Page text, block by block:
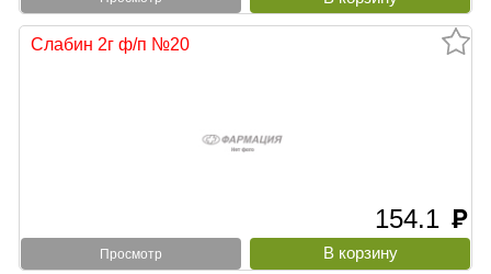
Слабин 2г ф/п №20
154.1 руб
Просмотр